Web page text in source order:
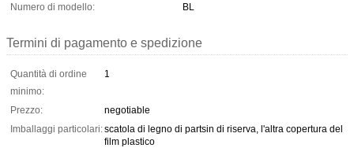
Numero di modello:
BL
Termini di pagamento e spedizione
Quantità di ordine
minimo:
1
Prezzo:
negotiable
Imballaggi particolari:scatola di legno di partsin di riserva, l'altra copertura del
film plastico